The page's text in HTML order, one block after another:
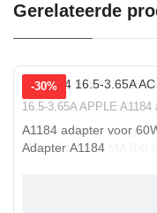
Gerelateerde
-30%
16.5-3.65A APPLE A1184
A1184 adapter voor
Adapter A1184